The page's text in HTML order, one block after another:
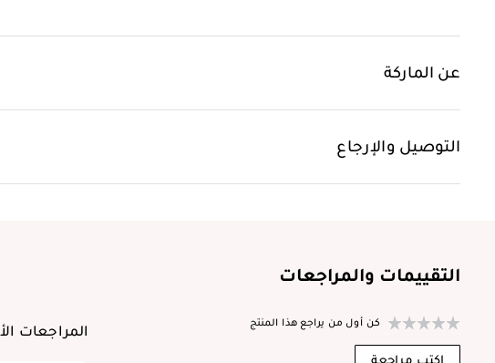
عن الماركة
التوصيل والإرجاع
التقييمات والمراجعات
كن أول من يراجع هذا المنتج المراجعات